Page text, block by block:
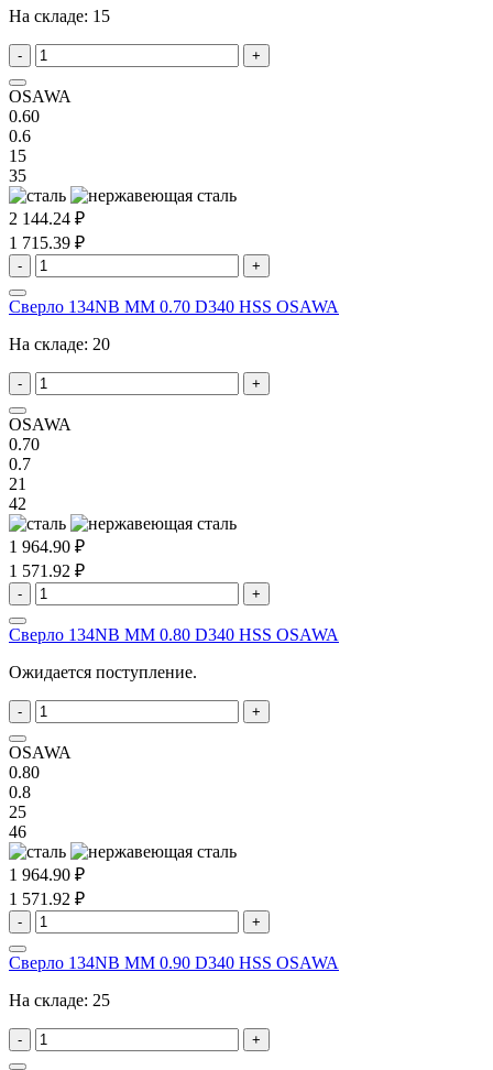
На складе: 15
- +
OSAWA
0.60
0.6
15
35
2 144.24 ₽
1 715.39 ₽
- +
Сверло 134NB MM 0.70 D340 HSS OSAWA
На складе: 20
- +
OSAWA
0.70
0.7
21
42
1 964.90 ₽
1 571.92 ₽
- +
Сверло 134NB MM 0.80 D340 HSS OSAWA
Ожидается поступление.
- +
OSAWA
0.80
0.8
25
46
1 964.90 ₽
1 571.92 ₽
- +
Сверло 134NB MM 0.90 D340 HSS OSAWA
На складе: 25
- +